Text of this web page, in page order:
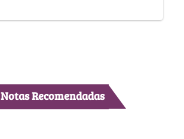
Notas Recomendadas